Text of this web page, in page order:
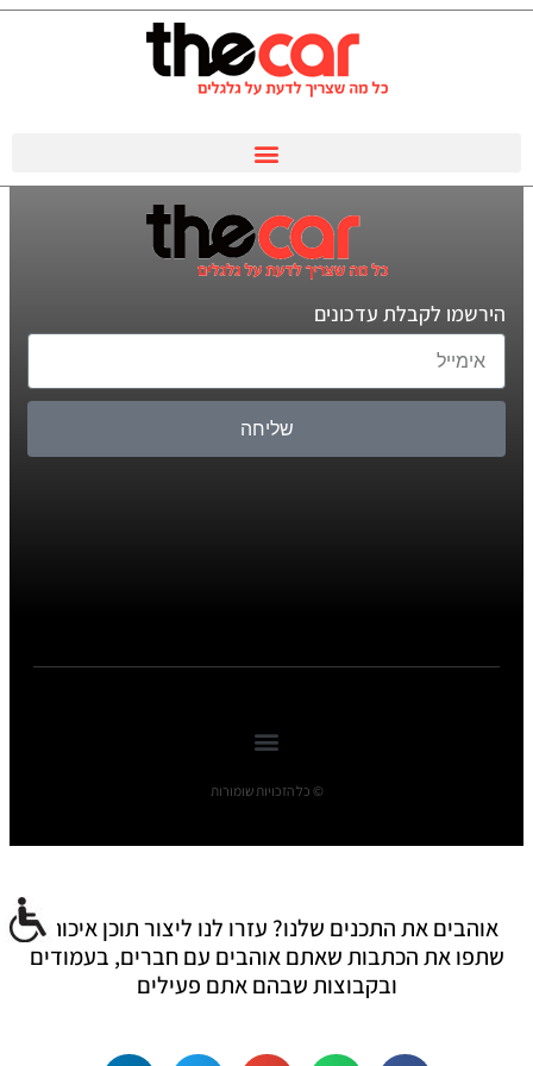
הירשמו לקבלת עדכונים
שליחה
© כל הזכויות שומורות
אוהבים את התכנים שלנו? עזרו לנו ליצור תוכן איכותי:
שתפו את הכתבות שאתם אוהבים עם חברים, בעמודים
ובקבוצות שבהם אתם פעילים